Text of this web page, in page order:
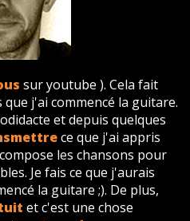
sur youtube ). Cela fait
j'ai commencé la guitare.
et depuis quelques
ce que j'ai appris
les chansons pour
Je fais ce que j'aurais
la guitare ;). De plus,
et c'est une chose